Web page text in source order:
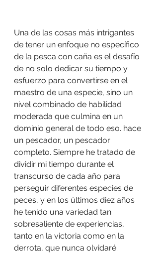
Una de las cosas más intrigantes
de tener un enfoque no específico
de la pesca con caña es el desafío
de no solo dedicar su tiempo y
esfuerzo para convertirse en el
maestro de una especie, sino un
nivel combinado de habilidad
moderada que culmina en un
dominio general de todo eso. hace
un pescador, un pescador
completo. Siempre he tratado de
dividir mi tiempo durante el
transcurso de cada año para
perseguir diferentes especies de
peces, y en los últimos diez años
he tenido una variedad tan
sobresaliente de experiencias,
tanto en la victoria como en la
derrota, que nunca olvidaré.